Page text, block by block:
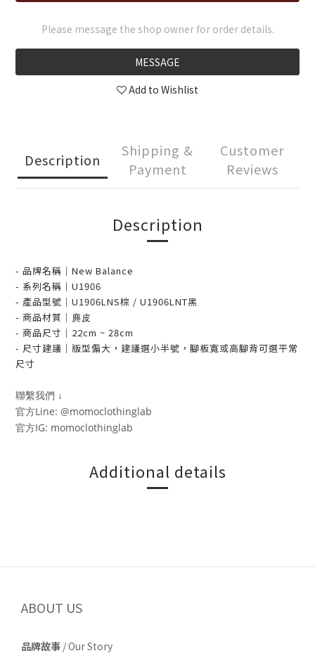
Please message the shop owner for order details.
MESSAGE
Add to Wishlist
Description
Shipping &
Payment
Customer
Reviews
Description
- 品牌名稱 ｜ New Balance
- 系列名稱 ｜ U1906
- 產品型號 ｜ U1906LNS棕 / U1906LNT黑
- 商品材質 ｜ 麂皮
- 商品尺寸 ｜ 22cm ~ 28cm
- 尺寸建議｜版型偏大，建議選小半號，腳板寬或高腳背可選平常
尺寸
聯繫我們 ↓
官方Line: @momoclothinglab
官方IG: momoclothinglab
Additional details
ABOUT US
品牌故事 /Our Story